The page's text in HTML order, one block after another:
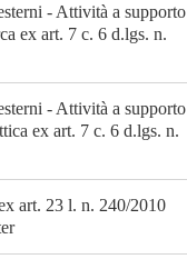
- Attività a supporto
ex art. 7 c. 6 d.lgs. n.
- Attività a supporto
ex art. 7 c. 6 d.lgs. n.
art. 23 l. n. 240/2010